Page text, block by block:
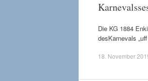
Die KG 1884
desKarnevals
18. November